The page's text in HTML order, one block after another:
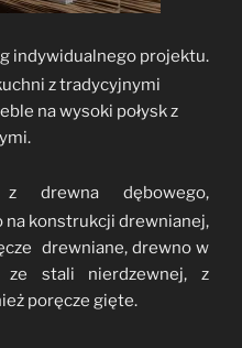
indywidualnego projektu.
z tradycyjnymi
na wysoki połysk z
drewna dębowego,
na konstrukcji drewnianej,
drewniane, drewno w
ze stali nierdzewnej, z
poręcze gięte.